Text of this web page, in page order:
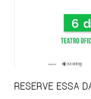
RESERVE ESSA